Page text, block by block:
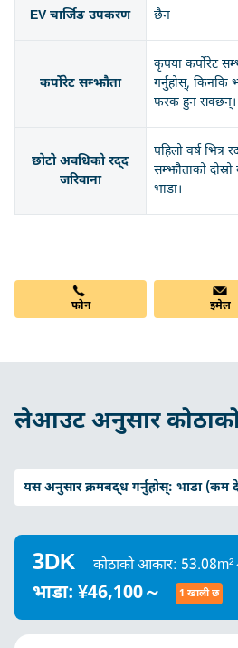
EV चार्जिङ उपकरण छैन
कर्पोरेट सम्झौता
कृपया कर्पोरेट
गर्नुहोस्, किनकि
फरक हुन सक्छन्।
छोटो अवधिको रद्द
जरिवाना
पहिलो वर्ष भित्र
सम्झौताको दोस्रो
भाडा।
फोन इमेल
लेआउट अनुसार कोठाको
यस अनुसार क्रमबद्ध गर्नुहोस्: भाडा (कम
3DK कोठाको आकार: 53.08m²
भाडा: ¥46,100～ 1 खाली छ